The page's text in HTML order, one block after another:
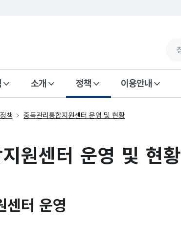
소개 정책 이용안내
책 중독관리통합지원센터 운영 및 현황
원센터 운영 및 현황
센터 운영